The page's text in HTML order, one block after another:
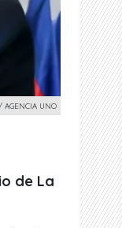
AGENCIA UNO
de La